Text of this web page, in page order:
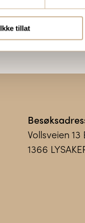
Ikke tillat
Vollsveien 13
1366